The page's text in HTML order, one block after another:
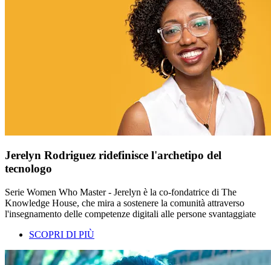
Jerelyn Rodriguez ridefinisce l'archetipo del
tecnologo
Serie Women Who Master - Jerelyn è la co-fondatrice di The
Knowledge House, che mira a sostenere la comunità attraverso
l'insegnamento delle competenze digitali alle persone svantaggiate
SCOPRI DI PIÙ